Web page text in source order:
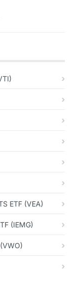
ETF (VEA)
(IEMG)